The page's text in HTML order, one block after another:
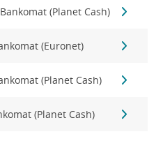
Bankomat (Planet Cash)
(Euronet)
(Planet Cash)
(Planet Cash)